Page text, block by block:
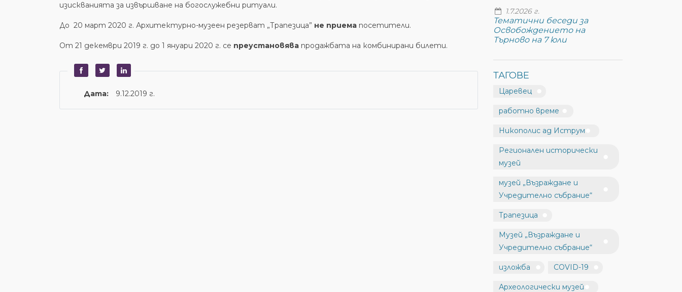
изискванията за извършване на богослужебни ритуали.
До 20 март 2020 г. Архитектурно-музеен резерват „Трапезица” не приема посетители.
От 21 декември 2019 г. до 1 януари 2020 г. се преустановява продажбата на комбинирани билети.
Дата: 9.12.2019 г.
1.7.2026 г.
Тематични беседи за
Освобождението на
Търново на 7 юли
ТАГОВЕ
Царевец
работно време
Никополис ад Иструм
Регионален исторически
музей
музей „Възраждане и
Учредително събрание“
Трапезица
Музей „Възраждане и
Учредително събрание“
изложба COVID-19
Археологически музей